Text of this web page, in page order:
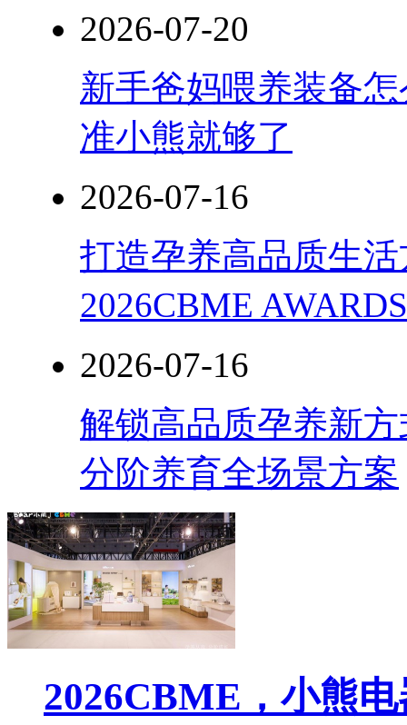
2026-07-20
新手爸妈喂养装备
准小熊就够了
2026-07-16
打造孕养高品质生
2026CBME
2026-07-16
解锁高品质孕养新
分阶养育全场景方案
2026CBME，小熊